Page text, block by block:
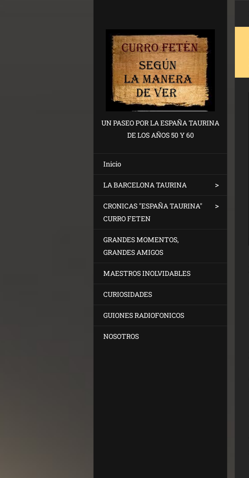
UN PASEO POR LA ESPAÑA TAURINA
DE LOS AÑOS 50 Y 60
Inicio
LA BARCELONA TAURINA
CRONICAS "ESPAÑA TAURINA"
CURRO FETEN
GRANDES MOMENTOS,
GRANDES AMIGOS
MAESTROS INOLVIDABLES
CURIOSIDADES
GUIONES RADIOFONICOS
NOSOTROS